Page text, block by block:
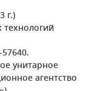
г.)
унитарное
агентство